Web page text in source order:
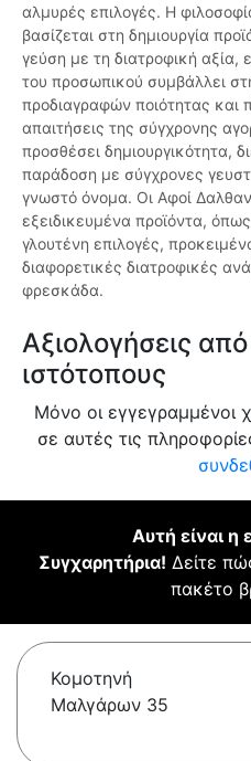
αλμυρές επιλογές. Η
βασίζεται στη δημιουργία
γεύση με τη διατροφική αξία,
του προσωπικού συμβάλλει
προδιαγραφών ποιότητας και
απαιτήσεις της σύγχρονης
προσθέσει δημιουργικότητα,
παράδοση με σύγχρονες
γνωστό όνομα. Οι Αφοί
εξειδικευμένα προϊόντα,
γλουτένη επιλογές,
διαφορετικές διατροφικές
φρεσκάδα.
Αξιολογήσεις
ιστότοπους
Μόνο οι εγγεγραμμένοι
σε αυτές τις
Αυτή είναι η
Συγχαρητήρια! Δείτε
πακέτο
Κομοτηνή
Μαλγάρων 35